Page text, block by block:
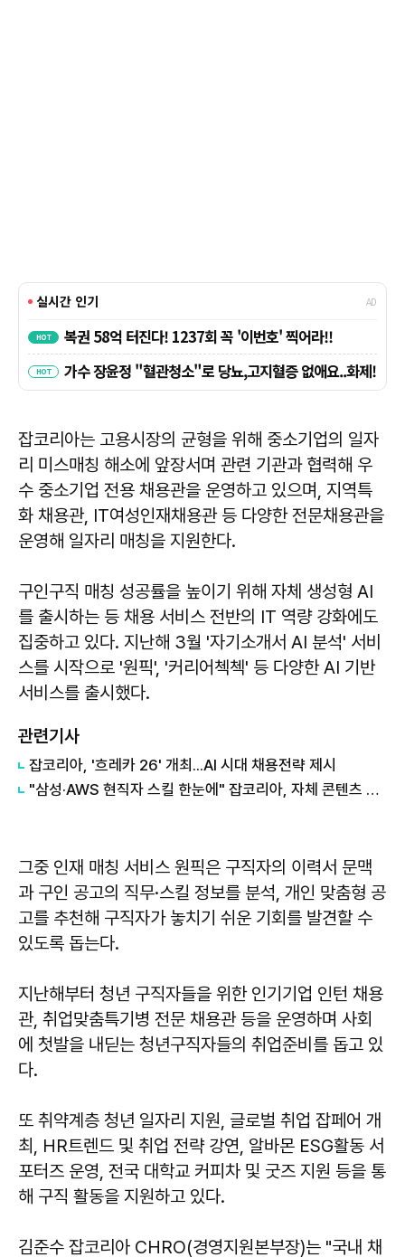
잡코리아는 고용시장의 균형을 위해 중소기업의 일자
리 미스매칭 해소에 앞장서며 관련 기관과 협력해 우
수 중소기업 전용 채용관을 운영하고 있으며, 지역특
화 채용관, IT여성인재채용관 등 다양한 전문채용관을
운영해 일자리 매칭을 지원한다.
구인구직 매칭 성공률을 높이기 위해 자체 생성형 AI
를 출시하는 등 채용 서비스 전반의 IT 역량 강화에도
집중하고 있다. 지난해 3월 '자기소개서 AI 분석' 서비
스를 시작으로 '원픽', '커리어첵첵' 등 다양한 AI 기반
서비스를 출시했다.
관련기사
잡코리아, '흐레카 26' 개최...AI 시대 채용전략 제시
"삼성·AWS 현직자 스킬 한눈에" 잡코리아, 자체 콘텐츠 강화
그중 인재 매칭 서비스 원픽은 구직자의 이력서 문맥
과 구인 공고의 직무·스킬 정보를 분석, 개인 맞춤형 공
고를 추천해 구직자가 놓치기 쉬운 기회를 발견할 수
있도록 돕는다.
지난해부터 청년 구직자들을 위한 인기기업 인턴 채용
관, 취업맞춤특기병 전문 채용관 등을 운영하며 사회
에 첫발을 내딛는 청년구직자들의 취업준비를 돕고 있
다.
또 취약계층 청년 일자리 지원, 글로벌 취업 잡페어 개
최, HR트렌드 및 취업 전략 강연, 알바몬 ESG활동 서
포터즈 운영, 전국 대학교 커피차 및 굿즈 지원 등을 통
해 구직 활동을 지원하고 있다.
김준수 잡코리아 CHRO(경영지원본부장)는 "국내 채